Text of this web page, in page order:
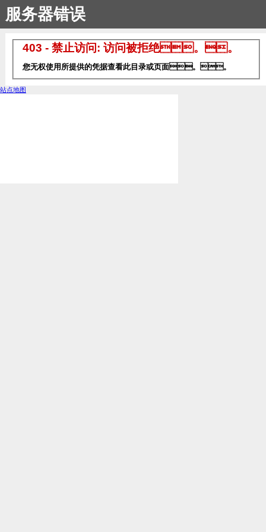
服务器错误
403 - 禁止访问: 访问被拒绝。。
您无权使用所提供的凭据查看此目录或页面。。
站点地图